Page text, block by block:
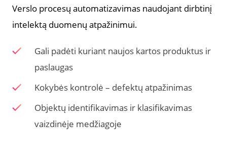
Verslo procesų automatizavimas naudojant dirbtinį
intelektą duomenų atpažinimui.
Gali padėti kuriant naujos kartos produktus ir
paslaugas
Kokybės kontrolė – defektų atpažinimas
Objektų identifikavimas ir klasifikavimas
vaizdinėje medžiagoje